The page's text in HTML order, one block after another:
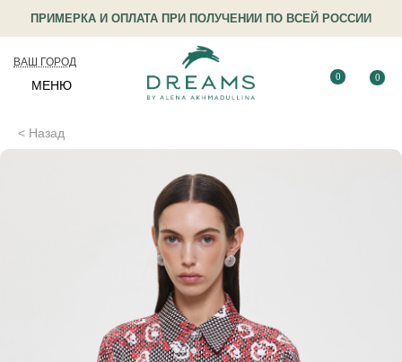
ПРИМЕРКА И ОПЛАТА ПРИ ПОЛУЧЕНИИ ПО ВСЕЙ РОССИИ
ВАШ ГОРОД
МЕНЮ
0 0
< Назад